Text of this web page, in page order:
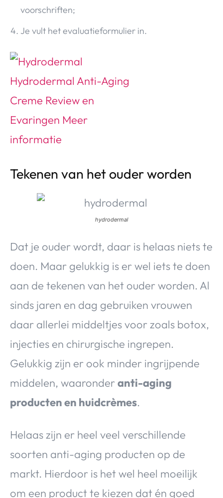
voorschriften;
Je vult het evaluatieformulier in.
Tekenen van het ouder worden
hydrodermal
Dat je ouder wordt, daar is helaas niets te
doen. Maar gelukkig is er wel iets te doen
aan de tekenen van het ouder worden. Al
sinds jaren en dag gebruiken vrouwen
daar allerlei middeltjes voor zoals botox,
injecties en chirurgische ingrepen.
Gelukkig zijn er ook minder ingrijpende
middelen, waaronderanti-aging
producten en huidcrèmes.
Helaas zijn er heel veel verschillende
soorten anti-aging producten op de
markt. Hierdoor is het wel heel moeilijk
om een product te kiezen dat én goed